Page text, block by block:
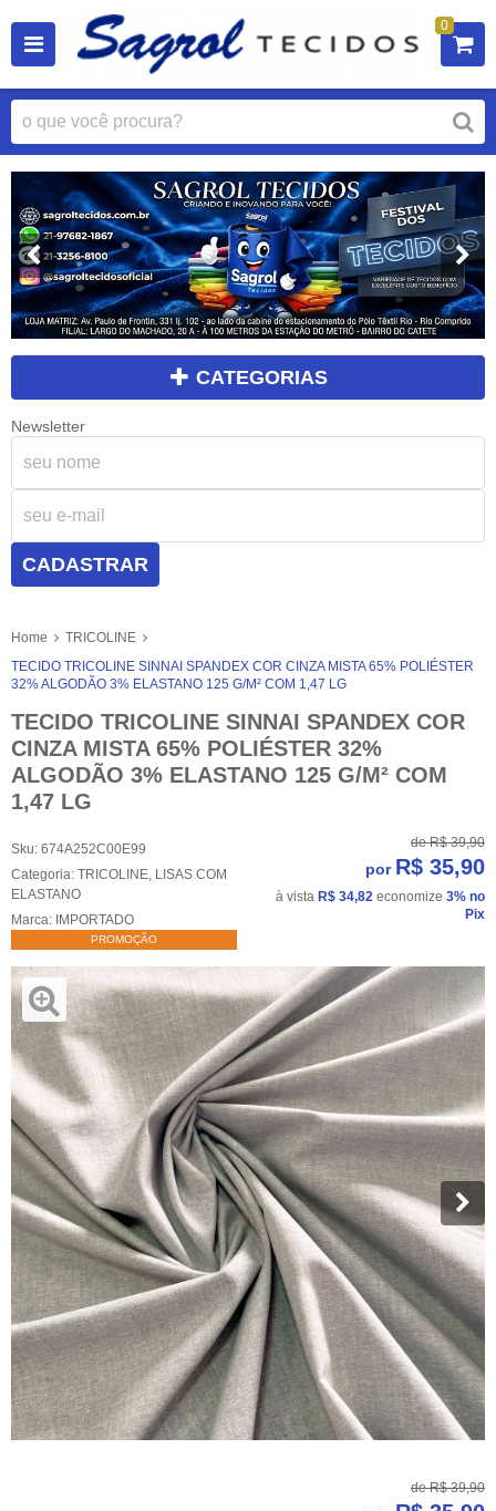
0
CATEGORIAS
Newsletter
CADASTRAR
Home
TRICOLINE
TECIDO TRICOLINE SINNAI SPANDEX COR CINZA MISTA 65% POLIÉSTER
32% ALGODÃO 3% ELASTANO 125 G/M² COM 1,47 LG
TECIDO TRICOLINE SINNAI SPANDEX COR
CINZA MISTA 65% POLIÉSTER 32%
ALGODÃO 3% ELASTANO 125 G/M² COM
1,47 LG
Sku: 674A252C00E99
Categoria: TRICOLINE, LISAS COM
ELASTANO
Marca: IMPORTADO
PROMOÇÃO
de R$ 39,90
por R$ 35,90
à vista R$ 34,82 economize 3% no
Pix
de R$ 39,90